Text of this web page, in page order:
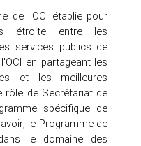
de l'OCI établie pour
étroite entre les
services publics de
en partageant les
et les meilleures
rôle de Secrétariat de
spécifique de
le Programme de
le domaine des